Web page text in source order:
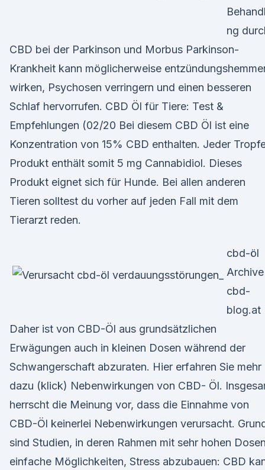
ng
CBD bei der Parkinson und Morbus Parkinson-
Krankheit kann möglicherweise
wirken, Psychosen verringern und einen besseren
Schlaf hervorrufen. CBD Öl für Tiere: Test &
Empfehlungen (02/20 Bei diesem CBD Öl ist eine
Konzentration von 15% CBD enthalten. Jeder
Produkt enthält somit 5 mg Cannabidiol. Dieses
Produkt eignet sich für Hunde. Bei allen anderen
Tieren solltest du vorher auf jeden Fall mit dem
Tierarzt reden.
cbd-öl
cbd-
blog.at
Daher ist von CBD-Öl aus grundsätzlichen
Erwägungen auch in kleinen Dosen während der
Schwangerschaft abzuraten. Hier erfahren Sie mehr
dazu (klick) Nebenwirkungen von CBD- Öl.
herrscht die Meinung vor, dass die Einnahme von
CBD-Öl keinerlei Nebenwirkungen verursacht.
sind Studien, in deren Rahmen mit sehr hohen
einfache Möglichkeiten, Stress abzubauen: CBD